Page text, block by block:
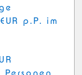
p.P. im